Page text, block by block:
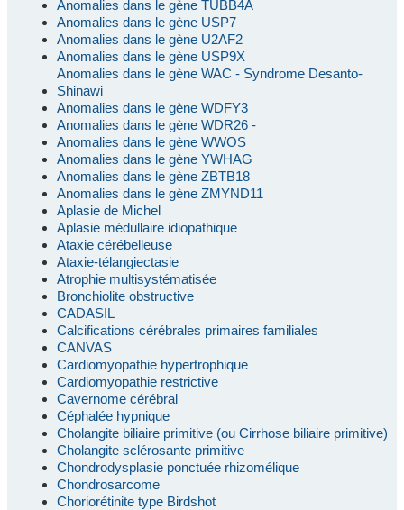
Anomalies dans le gène TUBB4A
Anomalies dans le gène USP7
Anomalies dans le gène U2AF2
Anomalies dans le gène USP9X
Anomalies dans le gène WAC - Syndrome Desanto-
Shinawi
Anomalies dans le gène WDFY3
Anomalies dans le gène WDR26 -
Anomalies dans le gène WWOS
Anomalies dans le gène YWHAG
Anomalies dans le gène ZBTB18
Anomalies dans le gène ZMYND11
Aplasie de Michel
Aplasie médullaire idiopathique
Ataxie cérébelleuse
Ataxie-télangiectasie
Atrophie multisystématisée
Bronchiolite obstructive
CADASIL
Calcifications cérébrales primaires familiales
CANVAS
Cardiomyopathie hypertrophique
Cardiomyopathie restrictive
Cavernome cérébral
Céphalée hypnique
Cholangite biliaire primitive (ou Cirrhose biliaire primitive)
Cholangite sclérosante primitive
Chondrodysplasie ponctuée rhizomélique
Chondrosarcome
Choriorétinite type Birdshot